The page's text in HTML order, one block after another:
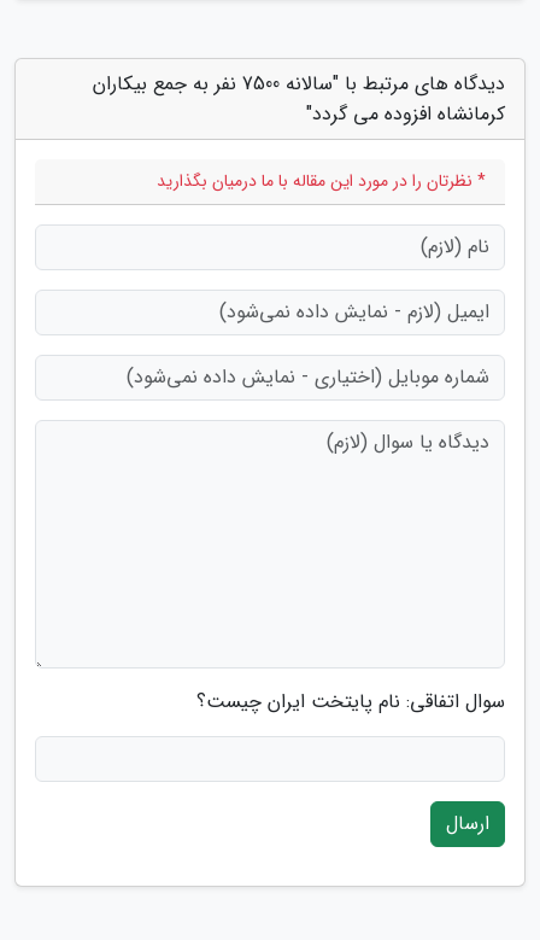
دیدگاه های مرتبط با "سالانه 7500 نفر به جمع بیکاران
کرمانشاه افزوده می گردد"
* نظرتان را در مورد این مقاله با ما درمیان بگذارید
سوال اتفاقی: نام پایتخت ایران چیست؟
ارسال